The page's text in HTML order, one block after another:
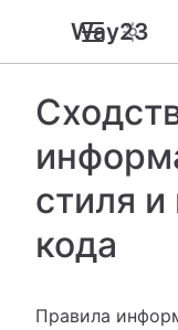
Way23
стиля
кода
Правила